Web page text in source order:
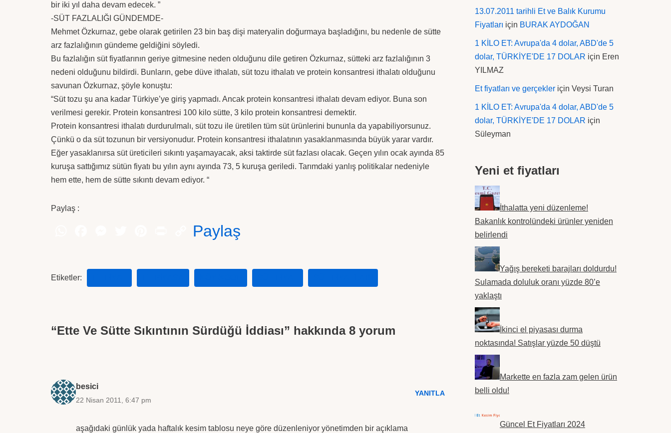
bir iki yıl daha devam edecek. ”
-SÜT FAZLALIĞI GÜNDEMDE-
Mehmet Özkurnaz, gebe olarak getirilen 23 bin baş dişi materyalin doğurmaya başladığını, bu nedenle de sütte
arz fazlalığının gündeme geldiğini söyledi.
Bu fazlalığın süt fiyatlarının geriye gitmesine neden olduğunu dile getiren Özkurnaz, sütteki arz fazlalığının 3
nedeni olduğunu bildirdi. Bunların, gebe düve ithalatı, süt tozu ithalatı ve protein konsantresi ithalatı olduğunu
savunan Özkurnaz, şöyle konuştu:
“Süt tozu şu ana kadar Türkiye’ye giriş yapmadı. Ancak protein konsantresi ithalatı devam ediyor. Buna son
verilmesi gerekir. Protein konsantresi 100 kilo sütte, 3 kilo protein konsantresi demektir.
Protein konsantresi ithalatı durdurulmalı, süt tozu ile üretilen tüm süt ürünlerini bununla da yapabiliyorsunuz.
Çünkü o da süt tozunun bir versiyonudur. Protein konsantresi ithalatının yasaklanmasında büyük yarar vardır.
Eğer yasaklanırsa süt üreticileri sıkıntı yaşamayacak, aksi taktirde süt fazlası olacak. Geçen yılın ocak ayında 85
kuruşa sattığımız sütün fiyatı bu yılın aynı ayında 73, 5 kuruşa geriledi. Tarımdaki yanlış politikalar nedeniyle
hem ette, hem de sütte sıkıntı devam ediyor. “
Paylaş :
Paylaş
Etiketler:
“Ette Ve Sütte Sıkıntının Sürdüğü İddiası” hakkında 8 yorum
besici
22 Nisan 2011, 6:47 pm
YANITLA
aşağıdaki günlük yada haftalık kesim tablosu neye göre düzenleniyor yönetimden bir açıklama
13.07.2011 tarihli Et ve Balık Kurumu
Fiyatları için BURAK AYDOĞAN
1 KİLO ET: Avrupa'da 4 dolar, ABD'de 5
dolar, TÜRKİYE'DE 17 DOLAR için Eren
YILMAZ
Et fiyatları ve gerçekler için Veysi Turan
1 KİLO ET: Avrupa'da 4 dolar, ABD'de 5
dolar, TÜRKİYE'DE 17 DOLAR için
Süleyman
Yeni et fiyatları
İthalatta yeni düzenleme!
Bakanlık kontrolündeki ürünler yeniden
belirlendi
Yağış bereketi barajları doldurdu!
Sulamada doluluk oranı yüzde 80’e
yaklaştı
İkinci el piyasası durma
noktasında! Satışlar yüzde 50 düştü
Markette en fazla zam gelen ürün
belli oldu!
Güncel Et Fiyatları 2024